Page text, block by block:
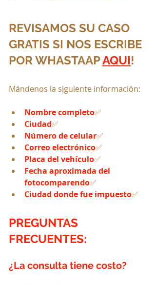
REVISAMOS SU CASO
GRATIS SI NOS ESCRIBE
POR WHASTAAP AQUI!
Mándenos la siguiente información:
Nombre completo✅
Ciudad✅
Número de celular✅
Correo electrónico✅
Placa del vehículo✅
Fecha aproximada del
fotocomparendo✅
Ciudad donde fue impuesto✅
PREGUNTAS
FRECUENTES:
¿La consulta tiene costo?